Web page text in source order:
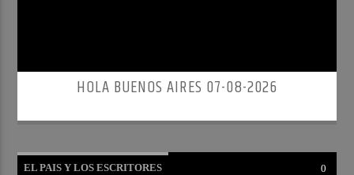
HOLA BUENOS AIRES 07-08-2026
EL PAIS Y LOS ESCRITORES 0